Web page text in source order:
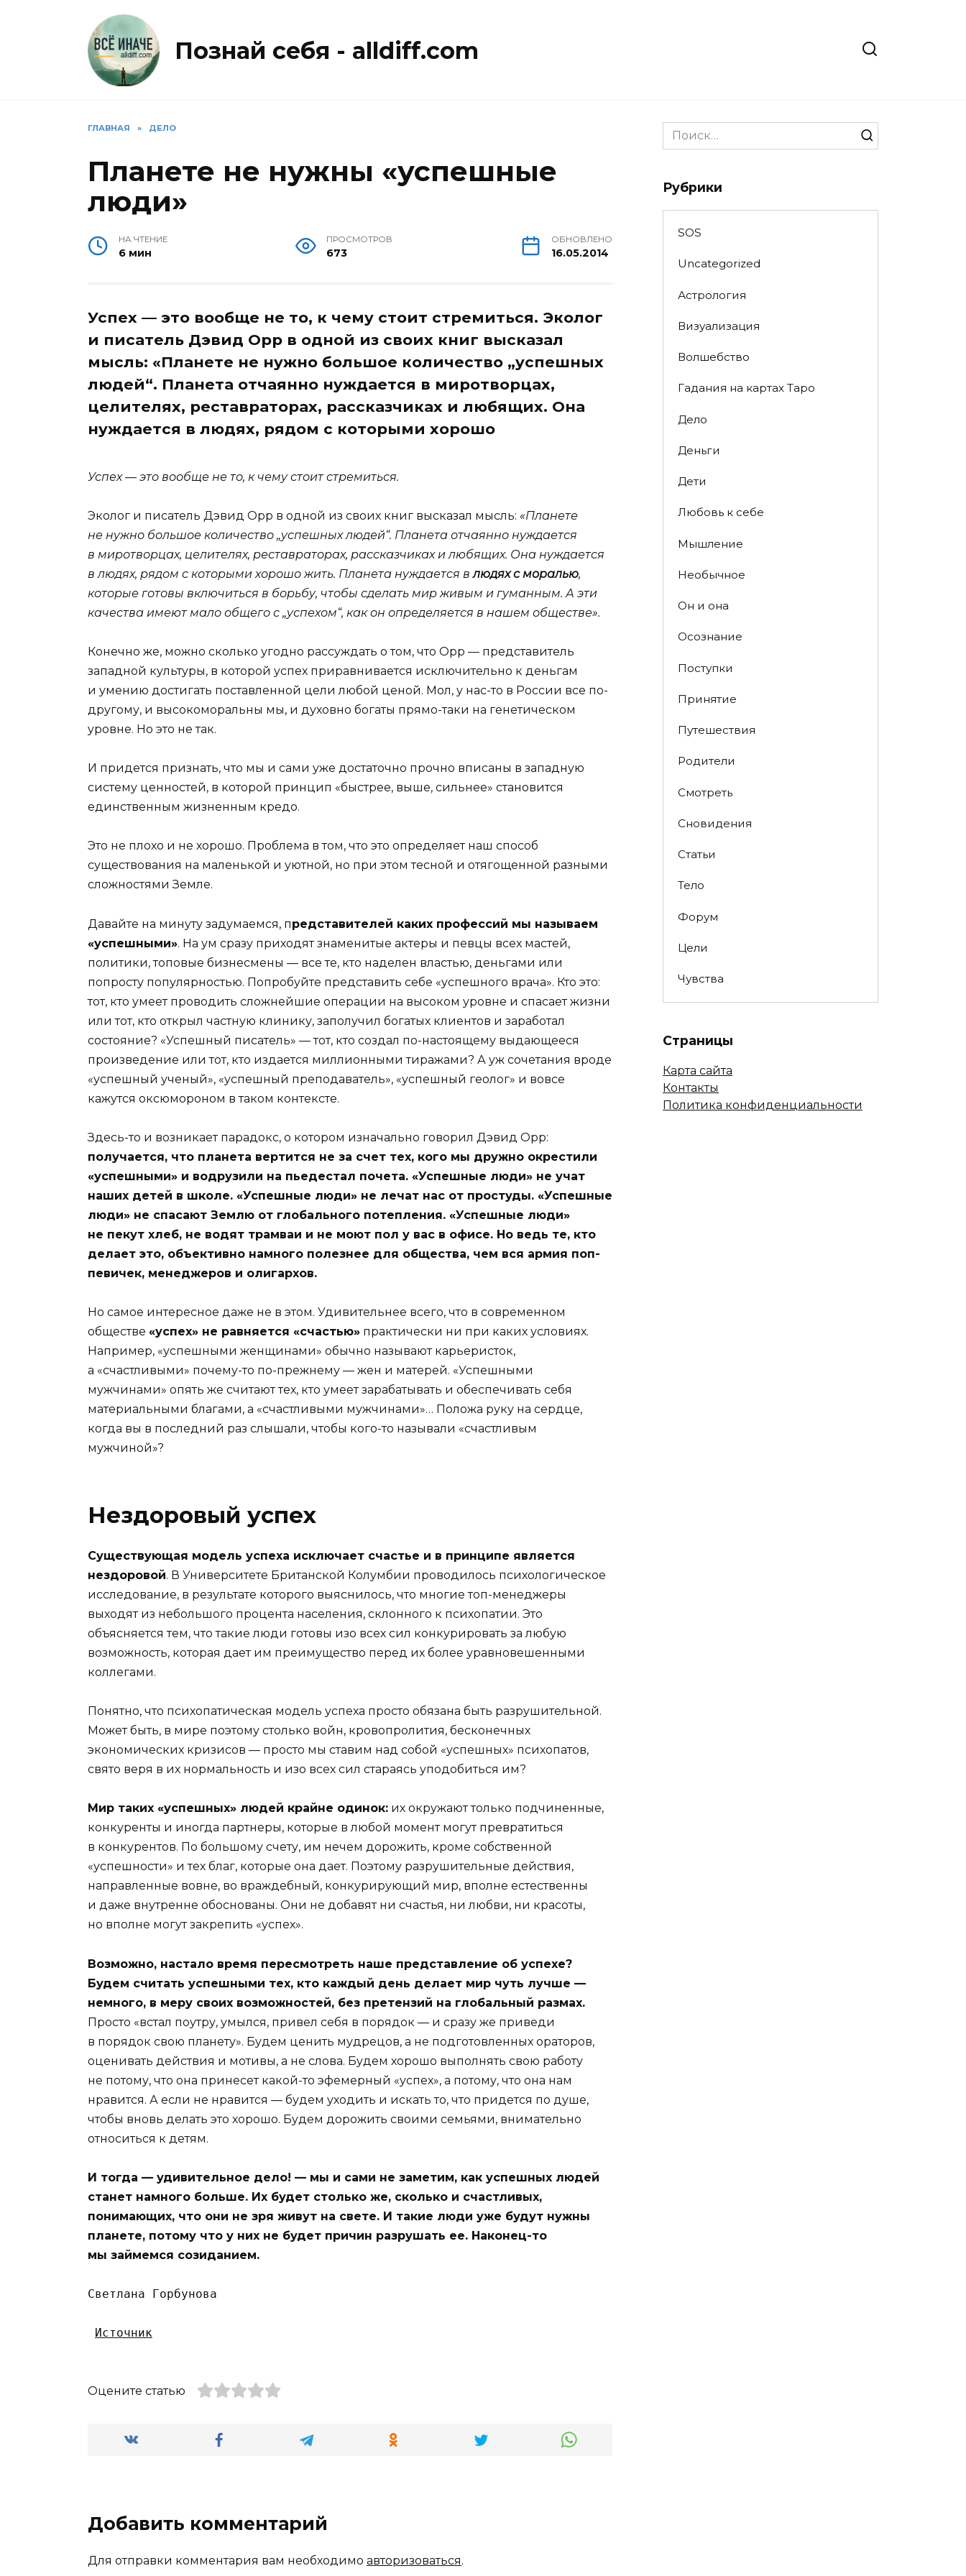
Познай себя - alldiff.com
ГЛАВНАЯ » ДЕЛО
Планете не нужны «успешные
люди»
НА ЧТЕНИЕ
6 мин
ПРОСМОТРОВ
673
ОБНОВЛЕНО
16.05.2014
Успех — это вообще не то, к чему стоит стремиться. Эколог
и писатель Дэвид Орр в одной из своих книг высказал
мысль: «Планете не нужно большое количество „успешных
людей“. Планета отчаянно нуждается в миротворцах,
целителях, реставраторах, рассказчиках и любящих. Она
нуждается в людях, рядом с которыми хорошо
Успех — это вообще не то, к чему стоит стремиться.
Эколог и писатель Дэвид Орр в одной из своих книг высказал мысль: «Планете
не нужно большое количество „успешных людей“. Планета отчаянно нуждается
в миротворцах, целителях, реставраторах, рассказчиках и любящих. Она нуждается
в людях, рядом с которыми хорошо жить. Планета нуждается влюдях с моралью,
которые готовы включиться в борьбу, чтобы сделать мир живым и гуманным. А эти
качества имеют мало общего с „успехом“, как он определяется в нашем обществе».
Конечно же, можно сколько угодно рассуждать о том, что Орр — представитель
западной культуры, в которой успех приравнивается исключительно к деньгам
и умению достигать поставленной цели любой ценой. Мол, у нас-то в России все по-
другому, и высокоморальны мы, и духовно богаты прямо-таки на генетическом
уровне. Но это не так.
И придется признать, что мы и сами уже достаточно прочно вписаны в западную
систему ценностей, в которой принцип «быстрее, выше, сильнее» становится
единственным жизненным кредо.
Это не плохо и не хорошо. Проблема в том, что это определяет наш способ
существования на маленькой и уютной, но при этом тесной и отягощенной разными
сложностями Земле.
Давайте на минуту задумаемся, представителей каких профессий мы называем
«успешными». На ум сразу приходят знаменитые актеры и певцы всех мастей,
политики, топовые бизнесмены — все те, кто наделен властью, деньгами или
попросту популярностью. Попробуйте представить себе «успешного врача». Кто это:
тот, кто умеет проводить сложнейшие операции на высоком уровне и спасает жизни
или тот, кто открыл частную клинику, заполучил богатых клиентов и заработал
состояние? «Успешный писатель» — тот, кто создал по-настоящему выдающееся
произведение или тот, кто издается миллионными тиражами? А уж сочетания вроде
«успешный ученый», «успешный преподаватель», «успешный геолог» и вовсе
кажутся оксюмороном в таком контексте.
Здесь-то и возникает парадокс, о котором изначально говорил Дэвид Орр:
получается, что планета вертится не за счет тех, кого мы дружно окрестили
«успешными» и водрузили на пьедестал почета. «Успешные люди» не учат
наших детей в школе. «Успешные люди» не лечат нас от простуды. «Успешные
люди» не спасают Землю от глобального потепления. «Успешные люди»
не пекут хлеб, не водят трамваи и не моют пол у вас в офисе. Но ведь те, кто
делает это, объективно намного полезнее для общества, чем вся армия поп-
певичек, менеджеров и олигархов.
Но самое интересное даже не в этом. Удивительнее всего, что в современном
обществе «успех» не равняется «счастью» практически ни при каких условиях.
Например, «успешными женщинами» обычно называют карьеристок,
а «счастливыми» почему-то по-прежнему — жен и матерей. «Успешными
мужчинами» опять же считают тех, кто умеет зарабатывать и обеспечивать себя
материальными благами, а «счастливыми мужчинами»… Положа руку на сердце,
когда вы в последний раз слышали, чтобы кого-то называли «счастливым
мужчиной»?
Нездоровый успех
Существующая модель успеха исключает счастье и в принципе является
нездоровой. В Университете Британской Колумбии проводилось психологическое
исследование, в результате которого выяснилось, что многие топ-менеджеры
выходят из небольшого процента населения, склонного к психопатии. Это
объясняется тем, что такие люди готовы изо всех сил конкурировать за любую
возможность, которая дает им преимущество перед их более уравновешенными
коллегами.
Понятно, что психопатическая модель успеха просто обязана быть разрушительной.
Может быть, в мире поэтому столько войн, кровопролития, бесконечных
экономических кризисов — просто мы ставим над собой «успешных» психопатов,
свято веря в их нормальность и изо всех сил стараясь уподобиться им?
Мир таких «успешных» людей крайне одинок: их окружают только подчиненные,
конкуренты и иногда партнеры, которые в любой момент могут превратиться
в конкурентов. По большому счету, им нечем дорожить, кроме собственной
«успешности» и тех благ, которые она дает. Поэтому разрушительные действия,
направленные вовне, во враждебный, конкурирующий мир, вполне естественны
и даже внутренне обоснованы. Они не добавят ни счастья, ни любви, ни красоты,
но вполне могут закрепить «успех».
Возможно, настало время пересмотреть наше представление об успехе?
Будем считать успешными тех, кто каждый день делает мир чуть лучше —
немного, в меру своих возможностей, без претензий на глобальный размах.
Просто «встал поутру, умылся, привел себя в порядок — и сразу же приведи
в порядок свою планету». Будем ценить мудрецов, а не подготовленных ораторов,
оценивать действия и мотивы, а не слова. Будем хорошо выполнять свою работу
не потому, что она принесет какой-то эфемерный «успех», а потому, что она нам
нравится. А если не нравится — будем уходить и искать то, что придется по душе,
чтобы вновь делать это хорошо. Будем дорожить своими семьями, внимательно
относиться к детям.
И тогда — удивительное дело! — мы и сами не заметим, как успешных людей
станет намного больше. Их будет столько же, сколько и счастливых,
понимающих, что они не зря живут на свете. И такие люди уже будут нужны
планете, потому что у них не будет причин разрушать ее. Наконец-то
мы займемся созиданием.
Светлана Горбунова
Источник
Оцените статью
Добавить комментарий
Для отправки комментария вам необходимо авторизоваться.
Search
for:
Рубрики
SOS
Uncategorized
Астрология
Визуализация
Волшебство
Гадания на картах Таро
Дело
Деньги
Дети
Любовь к себе
Мышление
Необычное
Он и она
Осознание
Поступки
Принятие
Путешествия
Родители
Смотреть
Сновидения
Статьи
Тело
Форум
Цели
Чувства
Страницы
Карта сайта
Контакты
Политика конфиденциальности